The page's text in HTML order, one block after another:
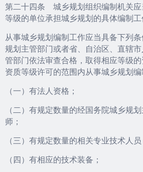
第二十四条 城乡规划组织编制机关应
等级的单位承担城乡规划的具体编制工
从事城乡规划编制工作应当具备下列
规划主管部门或者省、自治区、直辖
管部门依法审查合格，取得相应等级
资质等级许可的范围内从事城乡规划编
（一）有法人资格；
（二）有规定数量的经国务院城乡规
师；
（三）有规定数量的相关专业技术人员
（四）有相应的技术装备；